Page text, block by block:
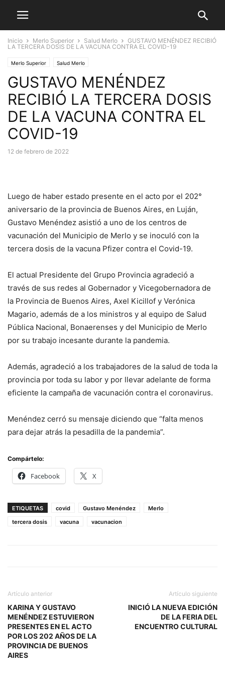
Inicio Merlo Superior Salud Merlo
GUSTAVO MENÉNDEZ RECIBIÓ
LA TERCERA DOSIS DE LA VACUNA CONTRA EL COVID-19
Merlo Superior Salud Merlo
GUSTAVO MENÉNDEZ
RECIBIÓ LA TERCERA DOSIS
DE LA VACUNA CONTRA EL
COVID-19
12 de febrero de 2022
Luego de haber estado presente en el acto por el 202°
aniversario de la provincia de Buenos Aires, en Luján,
Gustavo Menéndez asistió a uno de los centros de
vacunación del Municipio de Merlo y se inoculó con la
tercera dosis de la vacuna Pfizer contra el Covid-19.
El actual Presidente del Grupo Provincia agradeció a
través de sus redes al Gobernador y Vicegobernadora de
la Provincia de Buenos Aires, Axel Kicillof y Verónica
Magario, además de a los ministros y al equipo de Salud
Pública Nacional, Bonaerenses y del Municipio de Merlo
por su trabajo incesante durante la pandemia.
Además, agradeció a los trabajadores de la salud de toda la
provincia por toda su labor y por llevar adelante de forma
eficiente la campaña de vacunación contra el coronavirus.
Menéndez cerró su mensaje diciendo que “falta menos
para dejar atrás la pesadilla de la pandemia”.
Compártelo:
Facebook X
ETIQUETAS covid Gustavo Menéndez
Merlo
tercera dosis
vacuna vacunacion
Artículo anterior
KARINA Y GUSTAVO
MENÉNDEZ ESTUVIERON
PRESENTES EN EL ACTO
POR LOS 202 AÑOS DE LA
PROVINCIA DE BUENOS
AIRES
Artículo siguiente
INICIÓ LA NUEVA EDICIÓN
DE LA FERIA DEL
ENCUENTRO CULTURAL